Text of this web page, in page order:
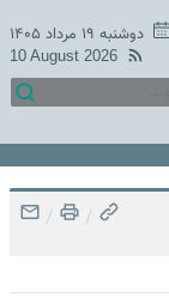
دوشنبه ۱۹ مرداد ۱۴۰۵
10 August 2026
/
/